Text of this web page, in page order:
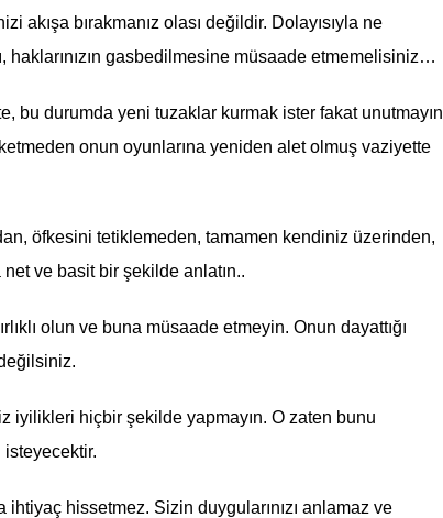
akışa bırakmanız olası değildir. Dolayısıyla ne
haklarınızın gasbedilmesine müsaade etmemelisiniz…
bu durumda yeni tuzaklar kurmak ister fakat unutmayın
onun oyunlarına yeniden alet olmuş vaziyette
öfkesini tetiklemeden, tamamen kendiniz üzerinden,
ve basit bir şekilde anlatın..
olun ve buna müsaade etmeyin. Onun dayattığı
iyilikleri hiçbir şekilde yapmayın. O zaten bunu
isteyecektir.
hissetmez. Sizin duygularınızı anlamaz ve